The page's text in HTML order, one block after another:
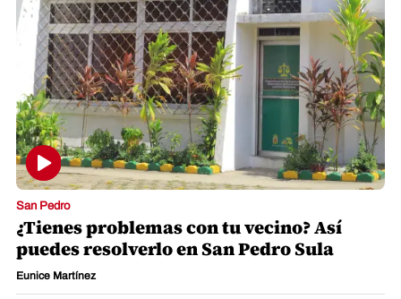
San Pedro
¿Tienes problemas con tu vecino? Así
puedes resolverlo en San Pedro Sula
Eunice Martínez